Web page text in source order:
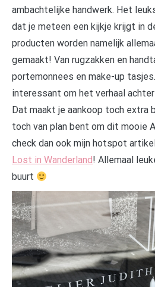
ambachtelijke handwerk. Het
dat je meteen een kijkje krijgt in
producten worden namelijk
gemaakt! Van rugzakken en
portemonnees en make-up
interessant om het verhaal
Dat maakt je aankoop toch extra
toch van plan bent om dit mooie
check dan ook mijn hotspot
Lost in Wanderland! Allemaal
buurt